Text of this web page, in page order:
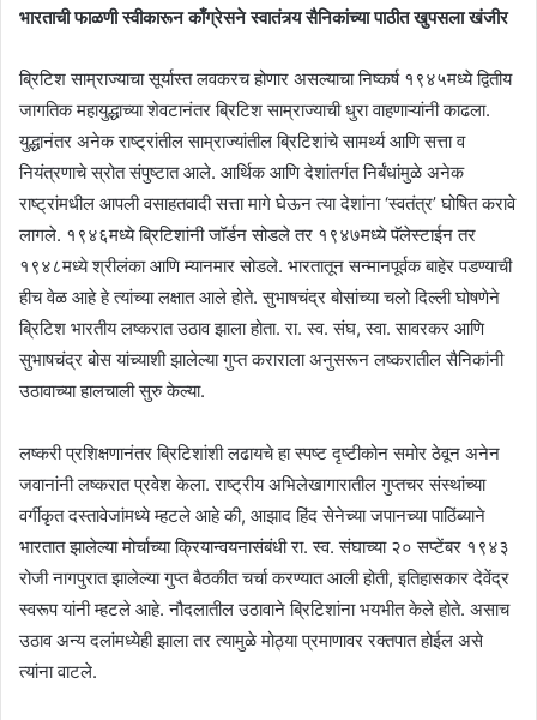
भारताची फाळणी स्वीकारून काँग्रेसने स्वातंत्र्य सैनिकांच्या पाठीत खुपसला खंजीर
ब्रिटिश साम्राज्याचा सूर्यास्त लवकरच होणार असल्याचा निष्कर्ष १९४५मध्ये द्वितीय
जागतिक महायुद्धाच्या शेवटानंतर ब्रिटिश साम्राज्याची धुरा वाहणाऱ्यांनी काढला.
युद्धानंतर अनेक राष्ट्रांतील साम्राज्यांतील ब्रिटिशांचे सामर्थ्य आणि सत्ता व
नियंत्रणाचे स्रोत संपुष्टात आले. आर्थिक आणि देशांतर्गत निर्बंधांमुळे अनेक
राष्ट्रांमधील आपली वसाहतवादी सत्ता मागे घेऊन त्या देशांना ‘स्वतंत्र’ घोषित करावे
लागले. १९४६मध्ये ब्रिटिशांनी जॉर्डन सोडले तर १९४७मध्ये पॅलेस्टाईन तर
१९४८मध्ये श्रीलंका आणि म्यानमार सोडले. भारतातून सन्मानपूर्वक बाहेर पडण्याची
हीच वेळ आहे हे त्यांच्या लक्षात आले होते. सुभाषचंद्र बोसांच्या चलो दिल्ली घोषणेने
ब्रिटिश भारतीय लष्करात उठाव झाला होता. रा. स्व. संघ, स्वा. सावरकर आणि
सुभाषचंद्र बोस यांच्याशी झालेल्या गुप्त कराराला अनुसरून लष्करातील सैनिकांनी
उठावाच्या हालचाली सुरु केल्या.
लष्करी प्रशिक्षणानंतर ब्रिटिशांशी लढायचे हा स्पष्ट दृष्टीकोन समोर ठेवून अनेन
जवानांनी लष्करात प्रवेश केला. राष्ट्रीय अभिलेखागारातील गुप्तचर संस्थांच्या
वर्गीकृत दस्तावेजांमध्ये म्हटले आहे की, आझाद हिंद सेनेच्या जपानच्या पाठिंब्याने
भारतात झालेल्या मोर्चाच्या क्रियान्वयनासंबंधी रा. स्व. संघाच्या २० सप्टेंबर १९४३
रोजी नागपुरात झालेल्या गुप्त बैठकीत चर्चा करण्यात आली होती, इतिहासकार देवेंद्र
स्वरूप यांनी म्हटले आहे. नौदलातील उठावाने ब्रिटिशांना भयभीत केले होते. असाच
उठाव अन्य दलांमध्येही झाला तर त्यामुळे मोठ्या प्रमाणावर रक्तपात होईल असे
त्यांना वाटले.